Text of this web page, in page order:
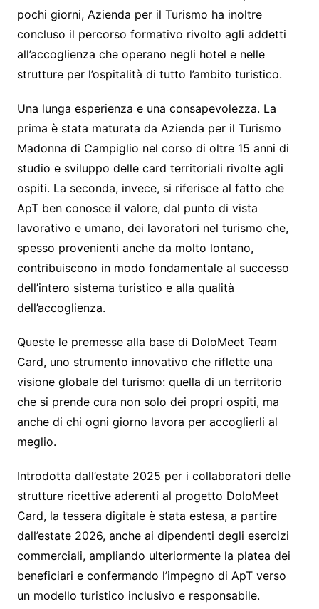
pochi giorni, Azienda per il Turismo ha inoltre
concluso il percorso formativo rivolto agli addetti
all’accoglienza che operano negli hotel e nelle
strutture per l’ospitalità di tutto l’ambito turistico.
Una lunga esperienza e una consapevolezza. La
prima è stata maturata da Azienda per il Turismo
Madonna di Campiglio nel corso di oltre 15 anni di
studio e sviluppo delle card territoriali rivolte agli
ospiti. La seconda, invece, si riferisce al fatto che
ApT ben conosce il valore, dal punto di vista
lavorativo e umano, dei lavoratori nel turismo che,
spesso provenienti anche da molto lontano,
contribuiscono in modo fondamentale al successo
dell’intero sistema turistico e alla qualità
dell’accoglienza.
Queste le premesse alla base di DoloMeet Team
Card, uno strumento innovativo che riflette una
visione globale del turismo: quella di un territorio
che si prende cura non solo dei propri ospiti, ma
anche di chi ogni giorno lavora per accoglierli al
meglio.
Introdotta dall’estate 2025 per i collaboratori delle
strutture ricettive aderenti al progetto DoloMeet
Card, la tessera digitale è stata estesa, a partire
dall’estate 2026, anche ai dipendenti degli esercizi
commerciali, ampliando ulteriormente la platea dei
beneficiari e confermando l’impegno di ApT verso
un modello turistico inclusivo e responsabile.